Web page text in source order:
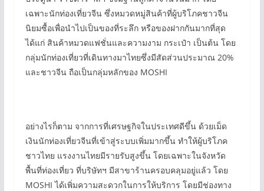
เฉพาะนักท่องเที่ยวจีน ซึ่งหมวดหมู่สินค้าที่ผู้บริโภคชาวจีน
นิยมซื้อเพื่อนำไปเป็นของที่ระลึก หรือของฝากกันมากที่สุด
ได้แก่ สินค้าหมวดแฟชั่นและความงาม กระเป๋า เป็นต้น โดย
กลุ่มนักท่องเที่ยวที่เดินทางมาไทยซึ่งมีสัดส่วนประมาณ 20%
และชาวจีน ถือเป็นกลุ่มหลักของ MOSHI
อย่างไรก็ตาม จากการที่เศรษฐกิจในประเทศดีขึ้น ด้วยเม็ด
เงินนักท่องเที่ยวจีนที่เข้าสู่ระบบเพิ่มมากขึ้น ทำให้ผู้บริโภค
ชาวไทย แรงงานไทยมีรายรับสูงขึ้น โดยเฉพาะในจังหวัด
พื้นที่ท่องเที่ยว ที่บริษัทฯ มีสาขาร้านครอบคลุมอยู่แล้ว โดย
MOSHI ได้เพิ่มความสะดวกในการให้บริการ โดยมีช่องทาง